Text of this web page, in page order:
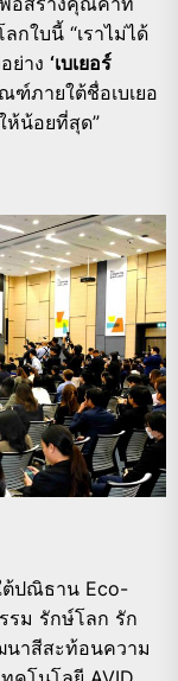
กใบนี้ “เราไม่ได้
ย่าง ‘เบเยอร์
ฑ์ภายใต้ชื่อเบเยอ
ห้น้อยที่สุด”
ต้ปณิธาน Eco-
รม รักษ์โลก รัก
นาสีสะท้อนความ